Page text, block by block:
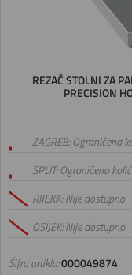
REZAČ STOLNI ZA
PRECISION
Šifra artikla:000049874
ZAGREB: Ograničena
SPLIT: Ograničena
RIJEKA: Nije dostupno
OSIJEK: Nije dostupno